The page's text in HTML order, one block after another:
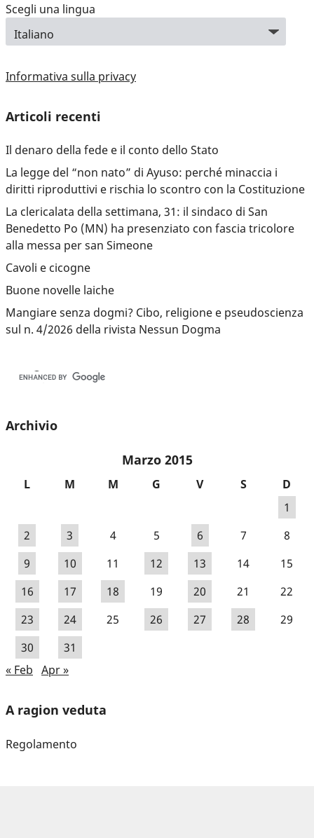
Scegli una lingua
Informativa sulla privacy
Articoli recenti
Il denaro della fede e il conto dello Stato
La legge del “non nato” di Ayuso: perché minaccia i
diritti riproduttivi e rischia lo scontro con la Costituzione
La clericalata della settimana, 31: il sindaco di San
Benedetto Po (MN) ha presenziato con fascia tricolore
alla messa per san Simeone
Cavoli e cicogne
Buone novelle laiche
Mangiare senza dogmi? Cibo, religione e pseudoscienza
sul n. 4/2026 della rivista Nessun Dogma
Archivio
Marzo 2015
L M M G V S
D
1
2
3 4 5 6 7
8
9
10 11 12 13 14
15
16
17 18 19 20 21
22
23
24 25 26 27 28
29
30
31
« Feb Apr »
A ragion veduta
Regolamento